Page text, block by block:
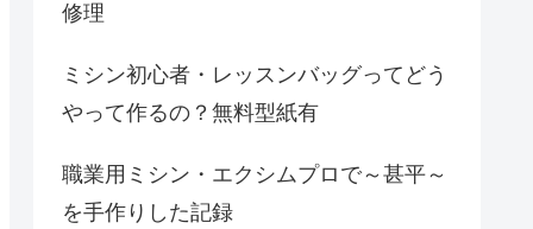
修理
ミシン初心者・レッスンバッグってどう
やって作るの？無料型紙有
職業用ミシン・エクシムプロで～甚平～
を手作りした記録